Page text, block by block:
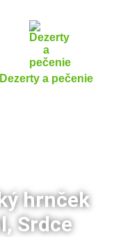
Dezerty a pečenie
hrnček
Srdce